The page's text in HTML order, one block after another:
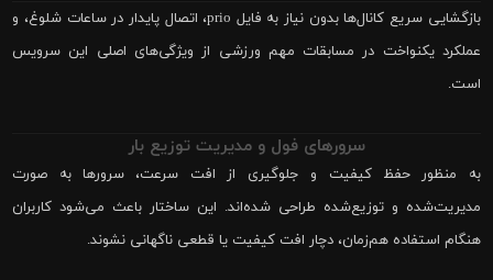
بازگشایی سریع کانال‌ها بدون نیاز به فایل prio، اتصال پایدار در ساعات شلوغ، و
عملکرد یکنواخت در مسابقات مهم ورزشی از ویژگی‌های اصلی این سرویس
است.
سرورهای فول و مدیریت توزیع بار
به منظور حفظ کیفیت و جلوگیری از افت سرعت، سرورها به صورت
مدیریت‌شده و توزیع‌شده طراحی شده‌اند. این ساختار باعث می‌شود کاربران
هنگام استفاده هم‌زمان، دچار افت کیفیت یا قطعی ناگهانی نشوند.